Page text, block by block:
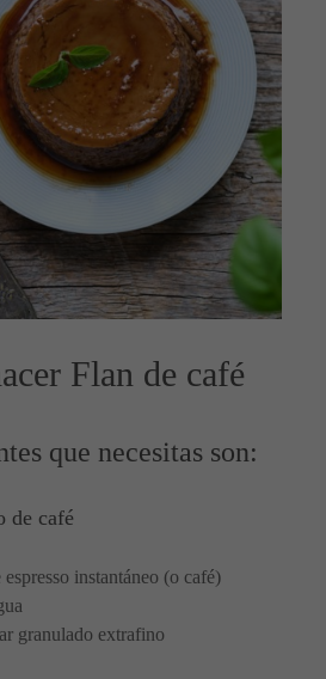
Flan de café
que necesitas son:
de café
instantáneo (o café)
granulado extrafino